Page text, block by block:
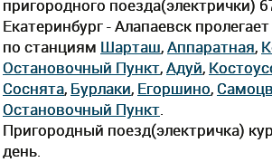
пригородного поезда(электрички)
Екатеринбург - Алапаевск
по станциям Шарташ,Аппаратная,
Остановочный Пункт,Адуй,
Соснята, Бурлаки, Егоршино,
Остановочный Пункт
Пригородный поезд(электричка)
день.